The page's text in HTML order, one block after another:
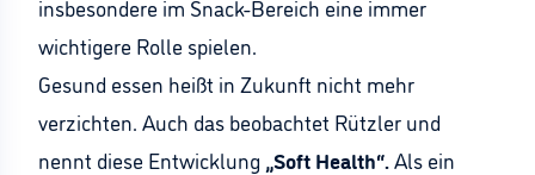
insbesondere im Snack-Bereich eine immer
wichtigere Rolle spielen.
Gesund essen heißt in Zukunft nicht mehr
verzichten. Auch das beobachtet Rützler und
nennt diese Entwicklung „Soft Health“.Als ein